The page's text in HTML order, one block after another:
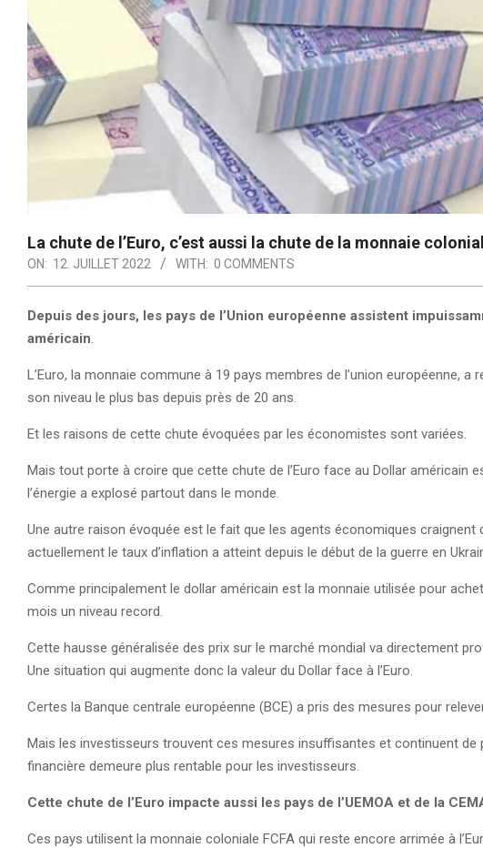
La chute de l’Euro, c’est aussi la chute de la monnaie
ON: 12. JUILLET 2022 WITH: 0 COMMENTS
Depuis des jours, les pays de l’Union européenne assistent
américain.
L’Euro, la monnaie commune à 19 pays membres de l’union européenne,
son niveau le plus bas depuis près de 20 ans.
Et les raisons de cette chute évoquées par les économistes sont variées.
Mais tout porte à croire que cette chute de l’Euro face au Dollar américain
l’énergie a explosé partout dans le monde.
Une autre raison évoquée est le fait que les agents économiques craignent
actuellement le taux d’inflation a atteint depuis le début de la guerre en
Comme principalement le dollar américain est la monnaie utilisée pour
mois un niveau record.
Cette hausse généralisée des prix sur le marché mondial va directement
Une situation qui augmente donc la valeur du Dollar face à l’Euro.
Certes la Banque centrale européenne (BCE) a pris des mesures pour
Mais les investisseurs trouvent ces mesures insuffisantes et continuent de
financière demeure plus rentable pour les investisseurs.
Cette chute de l’Euro impacte aussi les pays de l’UEMOA et de la
Ces pays utilisent la monnaie coloniale FCFA qui reste encore arrimée à